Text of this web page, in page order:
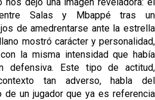
entre Salas y Mbappé tras un
de amedrentarse ante la estrella
mostró carácter y personalidad,
la misma intensidad que había
defensiva. Este tipo de actitud,
tan adverso, habla del
de un jugador que ya es referencia